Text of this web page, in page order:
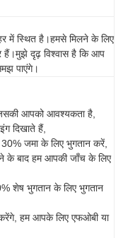
में स्थित है।हमसे मिलने के लिए
हैं।मुझे दृढ़ विश्वास है कि आप
पाएंगे।
आपको आवश्यकता है,
दिखाते हैं,
30% जमा के लिए भुगतान करें,
के बाद हम आपकी जाँच के लिए
शेष भुगतान के लिए भुगतान
हम आपके लिए एफओबी या